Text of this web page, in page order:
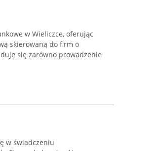
w Wieliczce, oferując
skierowaną do firm o
się zarówno prowadzenie
w świadczeniu